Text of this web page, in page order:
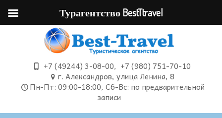
+7 (49244) 3-08-00, +7 (980) 751-70-10
г. Александров, улица Ленина, 8
Пн-Пт: 09:00-18:00, Сб-Вс: по предварительной
записи
Турагентство BestTtravel